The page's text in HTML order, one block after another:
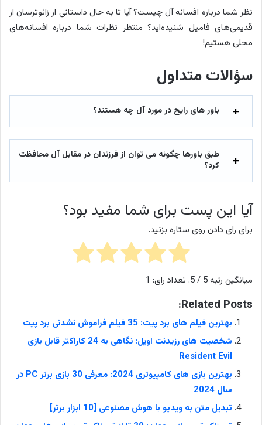
نظر شما درباره افسانه آل چیست؟ آیا تا به حال داستانی از زائوترسان از
قدیمی‌های فامیل شنیده‌اید؟ منتظر نظرات شما درباره افسانه‌های
محلی هستیم!
سؤالات متداول
باور های رایج در مورد آل چه هستند؟
طبق باورها چگونه می توان از فرزندان در مقابل آل محافظت
کرد؟
آیا این پست برای شما مفید بود؟
برای رای دادن روی ستاره بزنید.
میانگین رتبه5 / 5. تعداد رای: 1
Related Posts:
بهترین فیلم های برد پیت: 35 فیلم فراموش نشدنی برد پیت
شخصیت های رزیدنت اویل: نگاهی به 24 کاراکتر قابل بازی
Resident Evil
بهترین بازی های کامپیوتری 2024: معرفی 30 بازی برتر PC در
سال 2024
تبدیل متن به ویدیو با هوش مصنوعی [10 ابزار برتر]